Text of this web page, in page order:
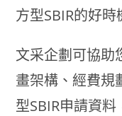
方型SBIR的好時
文采企劃可協助
畫架構、經費規
型SBIR申請資